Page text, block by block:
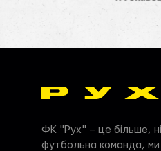
ФК "Рух" – це більше,
футбольна команда, ми